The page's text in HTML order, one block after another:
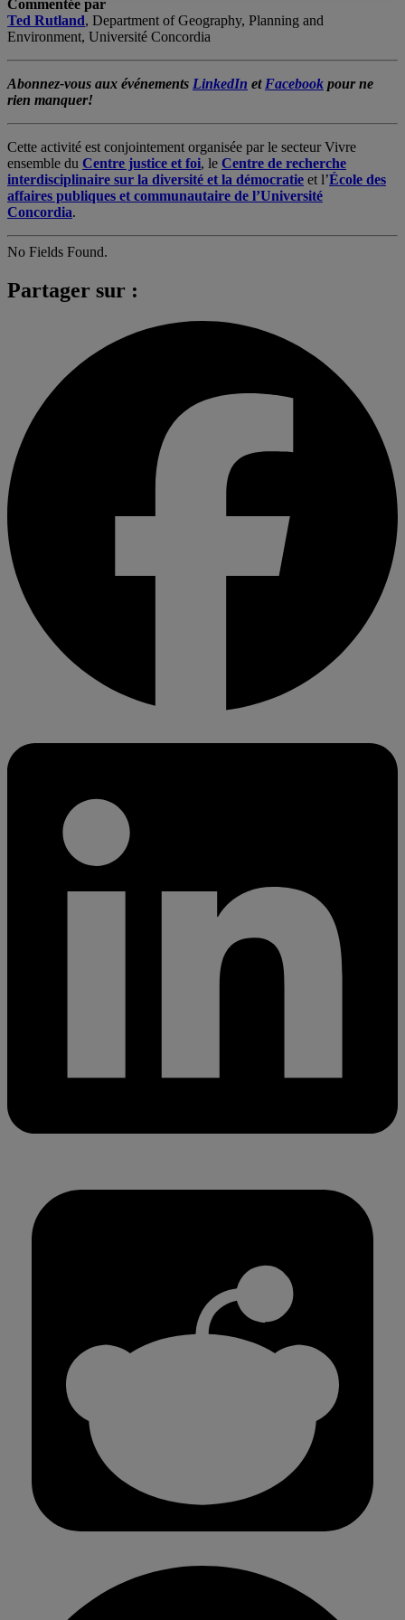
Commentée par
Ted Rutland, Department of Geography, Planning and
Environment, Université Concordia
Abonnez-vous aux événements LinkedIn etFacebook pour ne
rien manquer!
Cette activité est conjointement organisée par le secteur Vivre
ensemble du Centre justice et foi, le Centre de recherche
interdisciplinaire sur la diversité et la démocratie et l’École des
affaires publiques et communautaire de l’Université
Concordia.
No Fields Found.
Partager sur :